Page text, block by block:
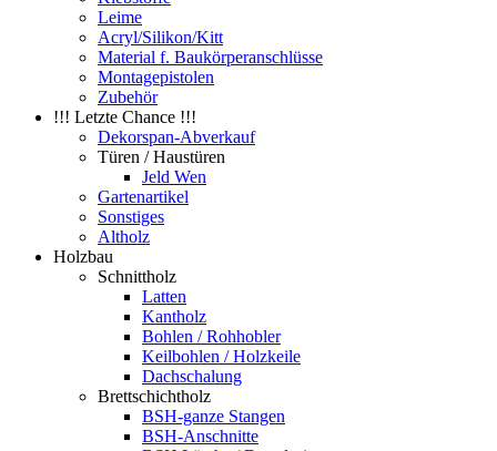
Leime
Acryl/Silikon/Kitt
Material f. Baukörperanschlüsse
Montagepistolen
Zubehör
!!! Letzte Chance !!!
Dekorspan-Abverkauf
Türen / Haustüren
Jeld Wen
Gartenartikel
Sonstiges
Altholz
Holzbau
Schnittholz
Latten
Kantholz
Bohlen / Rohhobler
Keilbohlen / Holzkeile
Dachschalung
Brettschichtholz
BSH-ganze Stangen
BSH-Anschnitte